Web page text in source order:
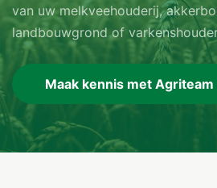
van uw melkveehouderij,
landbouwgrond of
Maak kennis met Agriteam